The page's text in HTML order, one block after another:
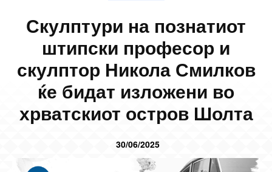
Скулптури на познатиот
штипски професор и
скулптор Никола Смилков
ќе бидат изложени во
хрватскиот остров Шолта
30/06/2025